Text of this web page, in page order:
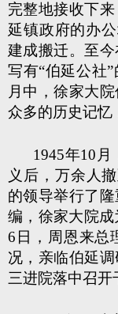
完整地接收下
延镇政府的办
建成搬迁。至
写有“伯延公社
月中，徐家大
众多的历史记忆
1945年10
义后，万余人
的领导举行了
编，徐家大院
6日，周恩来总
况，亲临伯延
三进院落中召开